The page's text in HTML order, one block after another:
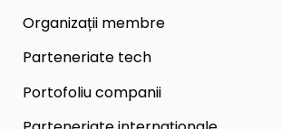
Organizații membre
Parteneriate tech
Portofoliu companii